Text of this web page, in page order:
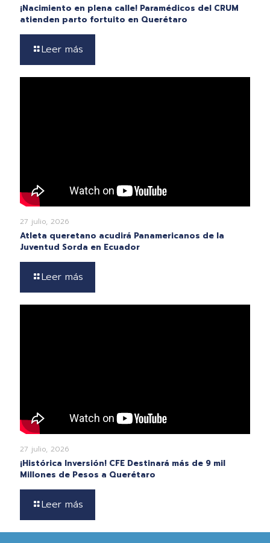
¡Nacimiento en plena calle! Paramédicos del CRUM
atienden parto fortuito en Querétaro
Leer más
27 julio, 2026
Atleta queretano acudirá Panamericanos de la
Juventud Sorda en Ecuador
Leer más
27 julio, 2026
¡Histórica Inversión! CFE Destinará más de 9 mil
Millones de Pesos a Querétaro
Leer más